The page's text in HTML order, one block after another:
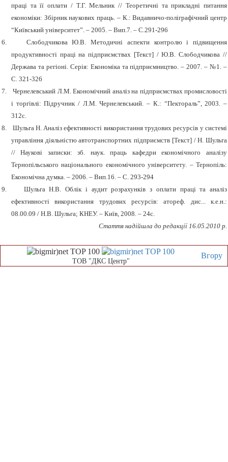
праці та її оплати / Т.Г. Мельник // Теоретичні та прикладні питання
економіки: Збірник наукових праць. – К.: Видавничо-поліграфічний центр
“Київський університет”. – 2005. – Вип.7. – С.291-296
6.
Слободчикова Ю.В. Методичні аспекти контролю і підвищення
продуктивності праці на підприємствах [Текст] / Ю.В. Слободчикова //
Держава та регіоні. Серія: Економіка та підприємництво. – 2007. – №1. –
С. 321-326
7.
Чернелевський Л.М. Економічний аналіз на підприємствах промисловості
і торгівлі: Підручник / Л.М. Чернелевський. – К.: “Пектораль”, 2003. –
312с.
8.
Шульга Н. Аналіз ефективності використання трудових ресурсів у системі
управління діяльністю автотранспортних підприємств [Текст] / Н. Шульга
// Наукові записки: зб. наук. праць кафедри економічного аналізу
Тернопільського національного економічного університету. – Тернопіль:
Економічна думка. – 2006. – Вип.16. – С. 293-294
9.
Шульга Н.В. Облік і аудит розрахунків з оплати праці та аналіз
ефективності використання трудових ресурсів: атореф. дис... к.е.н.:
08.00.09 / Н.В. Шульга; КНЕУ. – Київ, 2008. – 24с.
Стаття надійшла до редакції 16.05.2010 р.
Вгору
ТОВ "ДКС Центр"